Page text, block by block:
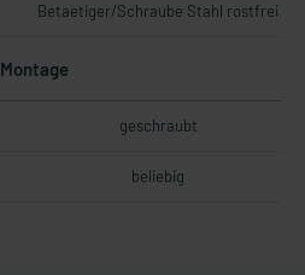
Betaetiger/Schraube Stahl rostfrei
Montage
geschraubt
beliebig